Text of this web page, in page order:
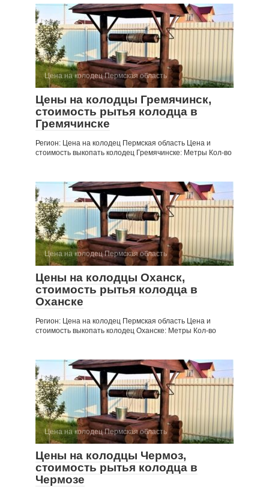
Цена на колодец Пермская область
Цены на колодцы Гремячинск,
стоимость рытья колодца в
Гремячинске
Регион: Цена на колодец Пермская область Цена и
стоимость выкопать колодец Гремячинске: Метры Кол-во
Цена на колодец Пермская область
Цены на колодцы Оханск,
стоимость рытья колодца в
Оханске
Регион: Цена на колодец Пермская область Цена и
стоимость выкопать колодец Оханске: Метры Кол-во
Цена на колодец Пермская область
Цены на колодцы Чермоз,
стоимость рытья колодца в
Чермозе